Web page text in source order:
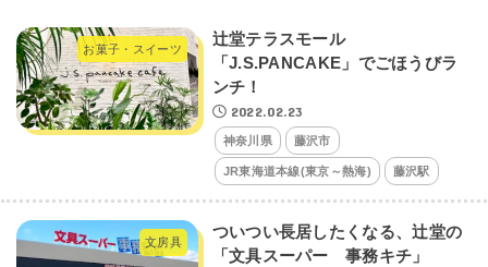
お菓子・スイーツ
辻堂テラスモール
「J.S.PANCAKE」でごほうびラ
ンチ！
2022.02.23
神奈川県 藤沢市
JR東海道本線(東京～熱海) 藤沢駅
文房具
ついつい長居したくなる、辻堂の
「文具スーパー 事務キチ」